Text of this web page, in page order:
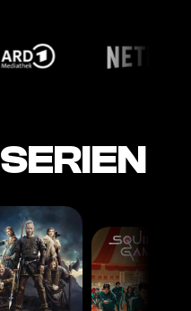
SERIEN